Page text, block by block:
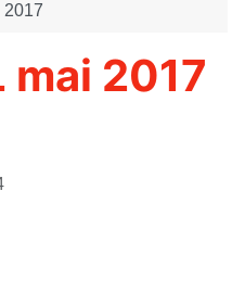
2017
mai 2017